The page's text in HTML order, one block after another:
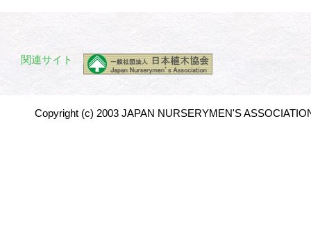
関連サイト
Copyright (c) 2003 JAPAN NURSERYMEN'S